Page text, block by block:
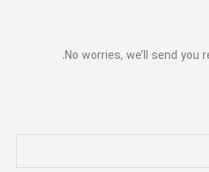
No worries, we’ll send